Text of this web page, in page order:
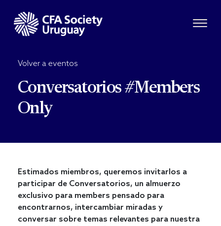
Volver a eventos
Conversatorios #Members
Only
Estimados miembros, queremos invitarlos a
participar de Conversatorios, un almuerzo
exclusivo para members pensado para
encontrarnos, intercambiar miradas y
conversar sobre temas relevantes para nuestra